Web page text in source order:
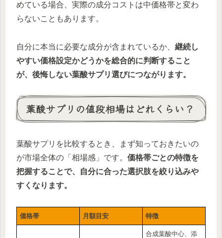
めている場合、実際の成分コストは中価格帯と変わ
らないこともあります。
自分に本当に必要な成分が含まれているか、 継続し
やすい価格設定かどうかを総合的に判断すること
が、後悔しない葉酸サプリ選びにつながります。
葉酸サプリの値段相場はどれくらい？
葉酸サプリを比較するとき、まず知っておきたいの
が市場全体の「相場感」です。 価格帯ごとの特徴を
把握することで、自分に合った選択肢を絞り込みや
すくなります。
価格帯 月額目安 特徴
合成葉酸中心、添